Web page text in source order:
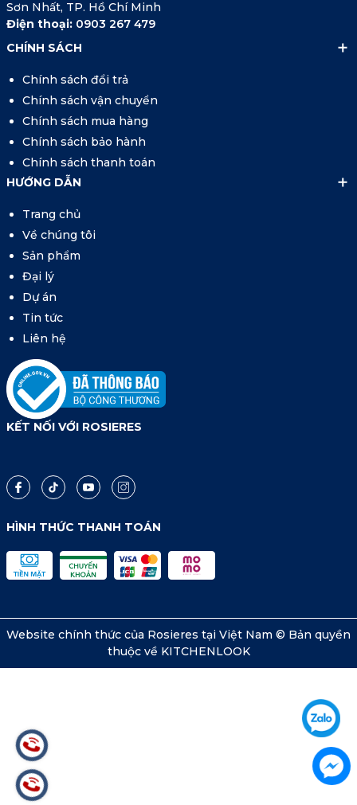
Sơn Nhất, TP. Hồ Chí Minh
Điện thoại: 0903 267 479
CHÍNH SÁCH
Chính sách đổi trả
Chính sách vận chuyển
Chính sách mua hàng
Chính sách bảo hành
Chính sách thanh toán
HƯỚNG DẪN
Trang chủ
Về chúng tôi
Sản phẩm
Đại lý
Dự án
Tin tức
Liên hệ
KẾT NỐI VỚI ROSIERES
HÌNH THỨC THANH TOÁN
Website chính thức của Rosieres tại Việt Nam © Bản quyền
thuộc về KITCHENLOOK